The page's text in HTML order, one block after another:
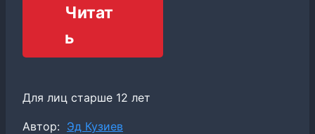
Читат
ь
Для лиц старше 12 лет
Метки
Автор: Эд Кузиев